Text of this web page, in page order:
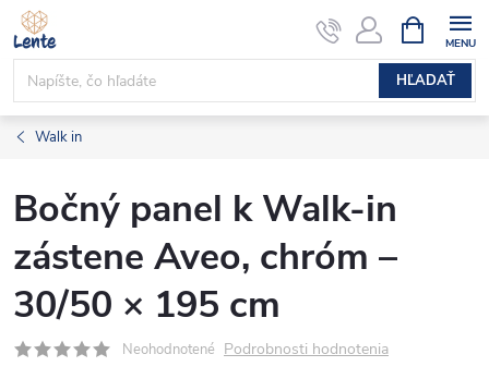
Prejsť
na
obsah
HĽADAŤ
KOŠÍK
Walk in
Bočný panel k Walk-in
zástene Aveo, chróm –
30/50 × 195 cm
Neohodnotené Podrobnosti hodnotenia